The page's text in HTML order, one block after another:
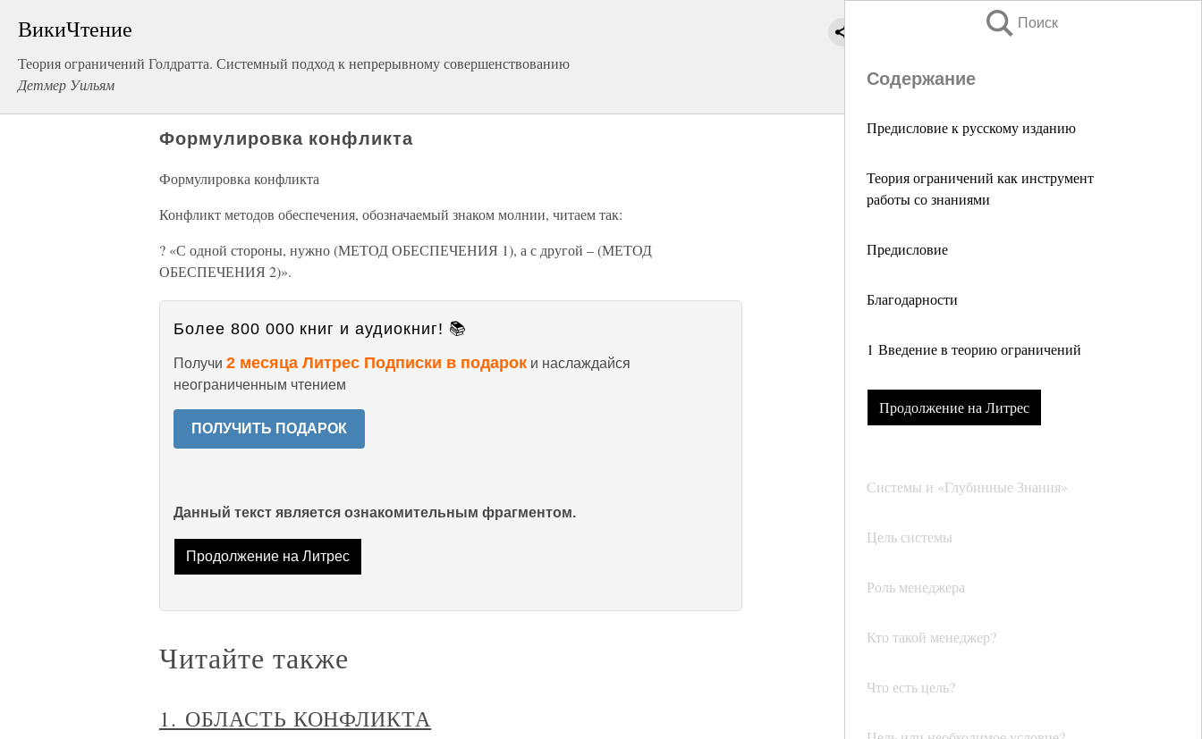
ВикиЧтение
Теория ограничений Голдратта. Системный подход к непрерывному совершенствованию
Детмер Уильям
Поиск
Содержание
Предисловие к русскому изданию
Теория ограничений как инструмент
работы со знаниями
Предисловие
Благодарности
1 Введение в теорию ограничений
Продолжение на Литрес
Системы и «Глубинные Знания»
Цель системы
Роль менеджера
Кто такой менеджер?
Что есть цель?
Формулировка конфликта
Формулировка конфликта
Конфликт методов обеспечения, обозначаемый знаком молнии, читаем так:
? «С одной стороны, нужно (МЕТОД ОБЕСПЕЧЕНИЯ 1), а с другой – (МЕТОД
ОБЕСПЕЧЕНИЯ 2)».
Более 800 000 книг и аудиокниг! 📚
Получи 2 месяца Литрес Подписки в подарок и наслаждайся
неограниченным чтением
ПОЛУЧИТЬ ПОДАРОК
Данный текст является ознакомительным фрагментом.
Продолжение на Литрес
Читайте также
1. ОБЛАСТЬ КОНФЛИКТА